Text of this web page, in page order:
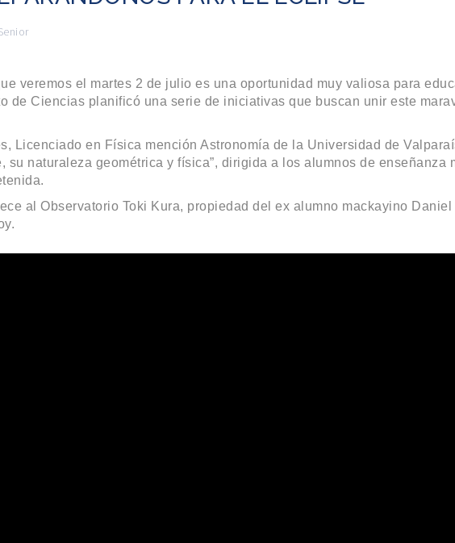
veremos el martes 2 de julio es una oportunidad muy valiosa para
de Ciencias planificó una serie de iniciativas que buscan unir este
Licenciado en Física mención Astronomía de la Universidad de
su naturaleza geométrica y física”, dirigida a los alumnos de
al Observatorio Toki Kura, propiedad del ex alumno mackayino